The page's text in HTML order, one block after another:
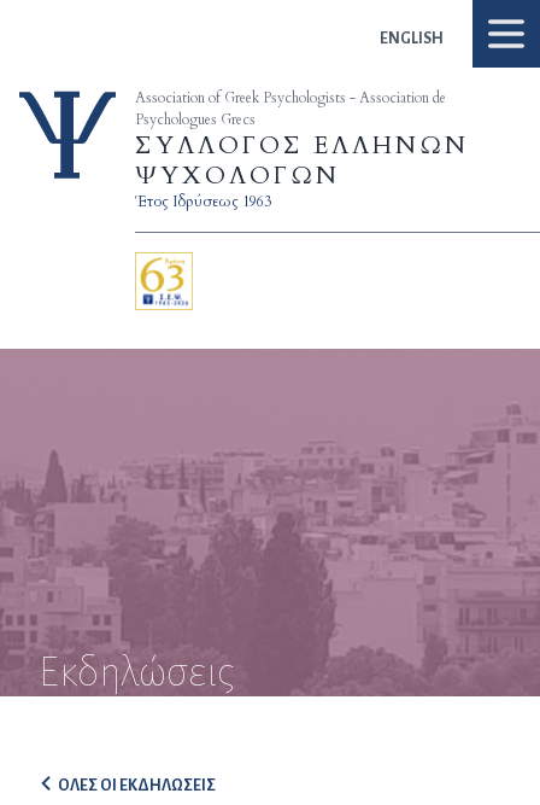
ENGLISH
Association of Greek Psychologists - Association de
Psychologues Grecs
ΣΥΛΛΟΓΟΣ ΕΛΛΗΝΩΝ
ΨΥΧΟΛΟΓΩΝ
Έτος Ιδρύσεως 1963
Εκδηλώσεις
ΟΛΕΣ ΟΙ ΕΚΔΗΛΩΣΕΙΣ